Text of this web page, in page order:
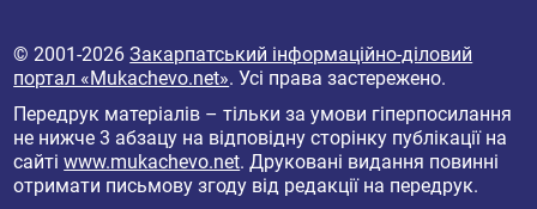
© 2001-2026Закарпатський інформаційно-діловий
портал «Mukachevo.net». Усі права застережено.
Передрук матеріалів – тільки за умови гіперпосилання
не нижче 3 абзацу на відповідну сторінку публікації на
сайтіwww.mukachevo.net. Друковані видання повинні
отримати письмову згоду від редакції на передрук.